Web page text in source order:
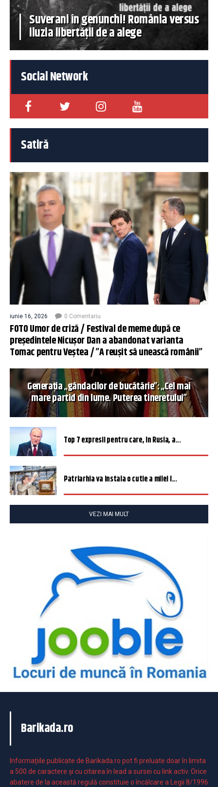
Suverani în genunchi! România versus
iluzia libertății de a alege
Social Network
Satiră
iunie 16, 2026 0 Comentariu
FOTO Umor de criză / Festival de meme după ce
președintele Nicușor Dan a abandonat varianta
Tomac pentru Veștea / ”A reușit să unească românii”
Generația „gândacilor de bucătărie”: „Cel mai
mare partid din lume. Puterea tineretului”
Top 7 expresii pentru care, în Rusia, a...
Patriarhia va instala o cutie a milei î...
VEZI MAI MULT
Barikada.ro
Informaţiile publicate de Barikada.ro pot fi preluate doar în limita
a 500 de caractere şi cu citarea în lead a sursei cu link activ. Orice
abatere de la această regulă constituie o încălcare a Legii 8/1996